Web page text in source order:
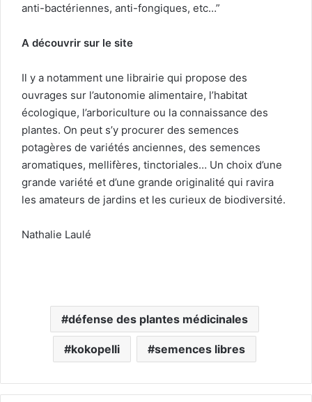
anti-bactériennes, anti-fongiques, etc…”
A découvrir sur le site
Il y a notamment une librairie qui propose des
ouvrages sur l’autonomie alimentaire, l’habitat
écologique, l’arboriculture ou la connaissance des
plantes. On peut s’y procurer des semences
potagères de variétés anciennes, des semences
aromatiques, mellifères, tinctoriales… Un choix d’une
grande variété et d’une grande originalité qui ravira
les amateurs de jardins et les curieux de biodiversité.
Nathalie Laulé
défense des plantes médicinales
kokopelli semences libres